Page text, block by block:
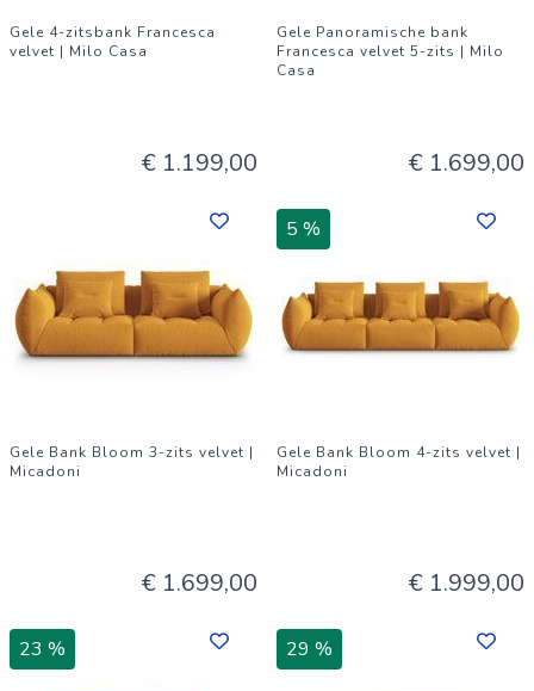
Gele 4-zitsbank Francesca
velvet | Milo Casa
€ 1.199,00
Gele Panoramische bank
Francesca velvet 5-zits | Milo
Casa
€ 1.699,00
Gele Bank Bloom 3-zits velvet |
Micadoni
€ 1.699,00
5 %
Gele Bank Bloom 4-zits velvet |
Micadoni
€ 1.999,00
23 % 29 %